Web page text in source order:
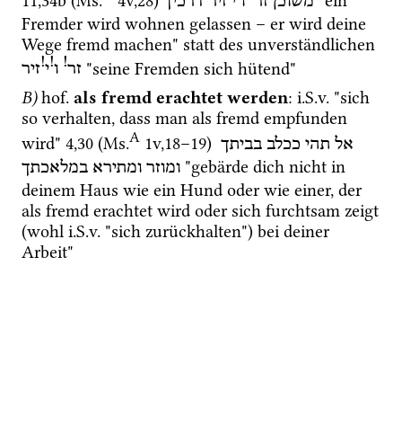
Fremder wird wohnen gelassen – er wird deine
זר! ו!י!זיר
"seine Fremden sich hütend"
B)hof. als fremd erachtet werden: i.S.v. "sich
so verhalten, dass man als fremd empfunden
wird" 4,30 (Ms.A 1v,18–19) אל תהי ככלב בביתך
ומוזר ומתירא במלאכתך
"gebärde dich nicht in
deinem Haus wie ein Hund oder wie einer, der
als fremd erachtet wird oder sich furchtsam zeigt
(wohl i.S.v. "sich zurückhalten") bei deiner
Arbeit"